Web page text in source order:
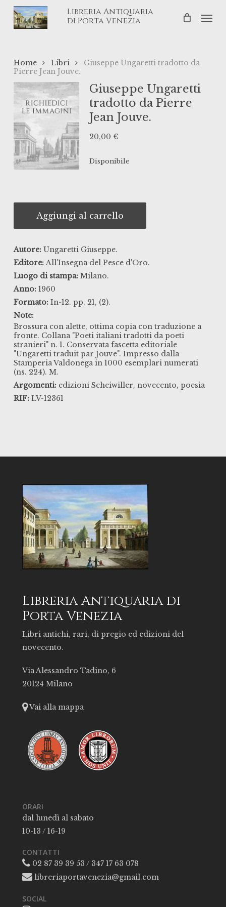
Skip
Libreria Antiquaria
di Porta Venezia
Home Libri
Giuseppe Ungaretti tradotto da
Pierre Jean Jouve.
Giuseppe Ungaretti
tradotto da Pierre
Jean Jouve.
20,00 €
Disponibile
Aggiungi al carrello
Autore: Ungaretti Giuseppe.
Editore: All'Insegna del Pesce d'Oro.
Luogo di stampa: Milano.
Anno: 1960
Formato: In-12. pp. 21, (2).
Note:
Brossura con alette, ottima copia con traduzione a
fronte. Collana "Poeti italiani tradotti da poeti
stranieri" n. 1. Conservata fascetta editoriale
"Ungaretti traduit par Jouve". Impresso dalla
Stamperia Valdonega in 1000 esemplari numerati
(ns. 224). M.
Argomenti: edizioni Scheiwiller, novecento, poesia
RIF: LV-12361
Libreria Antiquaria di
Porta Venezia
Libri antichi, rari, di pregio ed edizioni del
novecento.
Via Alessandro Tadino, 6
20124 Milano
Vai alla mappa
ORARI
dal lunedì al sabato
10-13 / 16-19
CONTATTI
02 87 39 39 53 / 347 17 63 078
libreriaportavenezia@gmail.com
SOCIAL